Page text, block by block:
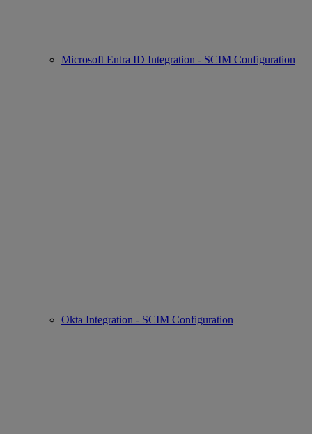
Microsoft Entra ID Integration - SCIM Configuration
Okta Integration - SCIM Configuration